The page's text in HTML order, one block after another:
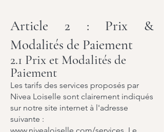
Article 2 : Prix &
Modalités de Paiement
2.1 Prix et Modalités de
Paiement
Les tarifs des services proposés par
Nivea Loiselle sont clairement indiqués
sur notre site internet à l'adresse
suivante :